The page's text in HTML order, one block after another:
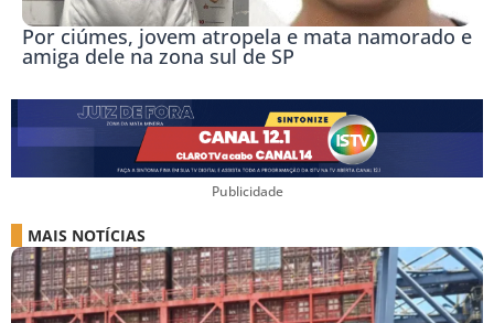
Por ciúmes, jovem atropela e mata namorado e
amiga dele na zona sul de SP
Publicidade
MAIS NOTÍCIAS